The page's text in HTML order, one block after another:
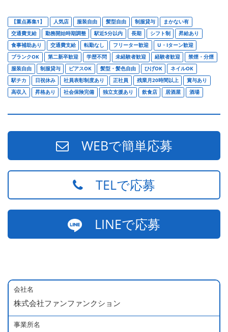
【重点募集1】 人気店 服装自由 髪型自由 制服貸与
まかない有
交通費支給
勤務開始時期調整 駅近5分以内 長期 シフト制
昇給あり
食事補助あり
交通費支給 転勤なし フリーター歓迎
U・Iターン歓迎
ブランクOK
第二新卒歓迎 学歴不問 未経験者歓迎 経験者歓迎
禁煙・分煙
服装自由
制服貸与 ピアスOK 髪型・髪色自由 ひげOK
ネイルOK
駅チカ
日祝休み 社員表彰制度あり 正社員 残業月20時間以上
賞与あり
高収入
昇格あり 社会保険完備 独立支援あり 飲食店 居酒屋 酒場
WEBで簡単応募
TELで応募
LINEで応募
会社名
株式会社ファンファンクション
事業所名